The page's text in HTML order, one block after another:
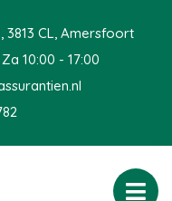
3813 CL, Amersfoort
10:00 - 17:00